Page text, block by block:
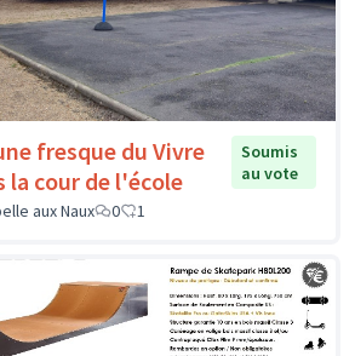
fresque du Vivre
la cour de l'école
Soumis
au vote
aux Naux
0 1